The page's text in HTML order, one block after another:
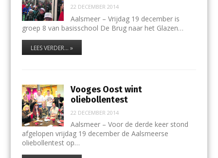
22 DECEMBER 2014
Aalsmeer – Vrijdag 19 december is
groep 8 van basisschool De Brug naar het Glazen…
LEES VERDER... »
Vooges Oost wint
oliebollentest
22 DECEMBER 2014
Aalsmeer – Voor de derde keer stond
afgelopen vrijdag 19 december de Aalsmeerse
oliebollentest op…